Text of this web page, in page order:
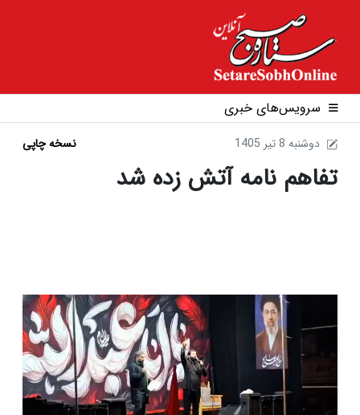
سرویس‌های خبری
1405 دوشنبه 8 تير نسخه چاپی
تفاهم نامه آتش زده شد